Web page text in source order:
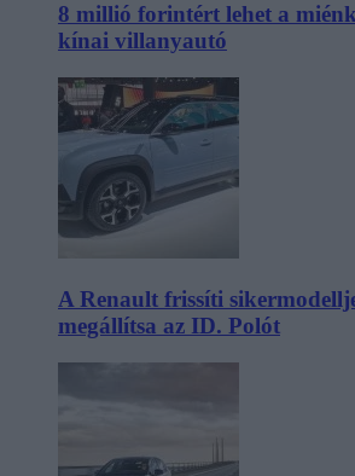
8 millió forintért lehet a
kínai villanyautó
A Renault frissíti
megállítsa az ID. Polót